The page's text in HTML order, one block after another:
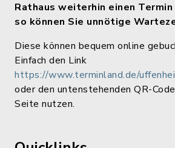
Rathaus weiterhin einen Termin
so können Sie unnötige
Diese können bequem online
Einfach den Link
https://www.terminland.de/
oder den untenstehenden QR-
Seite nutzen.